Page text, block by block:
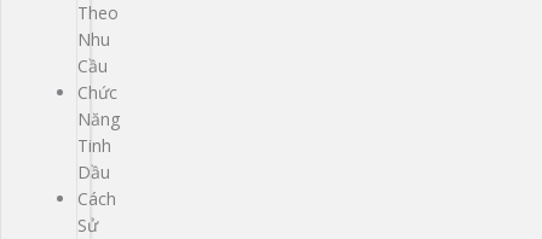
Theo
Nhu
Cầu
Chức
Năng
Tinh
Dầu
Cách
Sử